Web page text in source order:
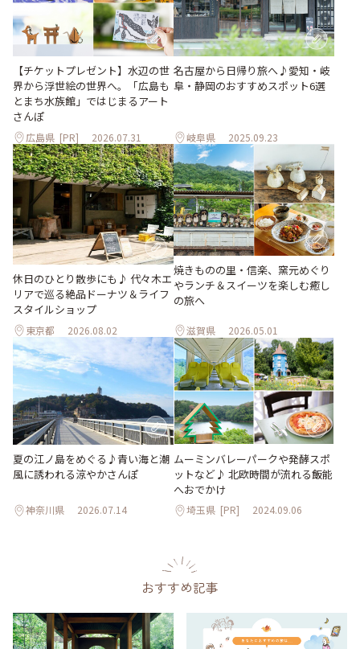
【チケットプレゼント】水辺の世
界から浮世絵の世界へ。「広島も
とまち水族館」ではじまるアート
さんぽ
広島県 [PR] 2026.07.31
名古屋から日帰り旅へ♪愛知・岐
阜・静岡のおすすめスポット6選
岐阜県 2025.09.23
休日のひとり散歩にも♪ 代々木エ
リアで巡る絶品ドーナツ＆ライフ
スタイルショップ
東京都 2026.08.02
焼きものの里・信楽、窯元めぐり
やランチ＆スイーツを楽しむ癒し
の旅へ
滋賀県 2026.05.01
夏の江ノ島をめぐる♪青い海と潮
風に誘われる涼やかさんぽ
神奈川県 2026.07.14
ムーミンバレーパークや発酵スポ
ットなど♪ 北欧時間が流れる飯能
へおでかけ
埼玉県 [PR] 2024.09.06
おすすめ記事